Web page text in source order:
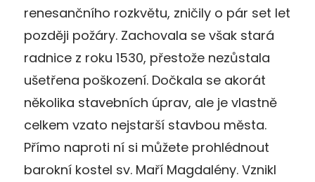
renesančního rozkvětu, zničily o pár set let
později požáry. Zachovala se však stará
radnice z roku 1530, přestože nezůstala
ušetřena poškození. Dočkala se akorát
několika stavebních úprav, ale je vlastně
celkem vzato nejstarší stavbou města.
Přímo naproti ní si můžete prohlédnout
barokní kostel sv. Maří Magdalény. Vznikl